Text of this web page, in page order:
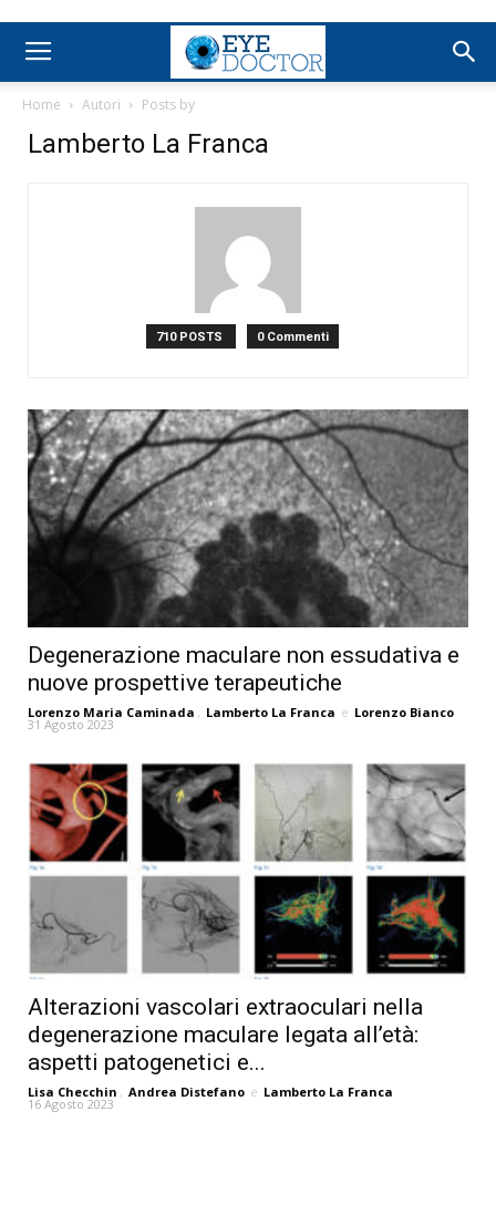
Home Autori Posts by
Lamberto La Franca
710 POSTS 0 Commenti
Degenerazione maculare non essudativa e
nuove prospettive terapeutiche
Lorenzo Maria Caminada , Lamberto La Franca e Lorenzo Bianco
31 Agosto 2023
Alterazioni vascolari extraoculari nella
degenerazione maculare legata all’età:
aspetti patogenetici e...
Lisa Checchin , Andrea Distefano e Lamberto La Franca
16 Agosto 2023